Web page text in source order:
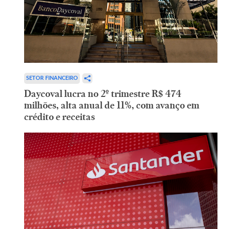
SETOR FINANCEIRO
Daycoval lucra no 2º trimestre R$ 474
milhões, alta anual de 11%, com avanço em
crédito e receitas